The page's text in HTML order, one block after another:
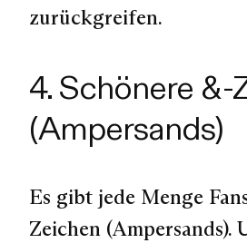
zurückgreifen.
4. Schönere &-
(Ampersands)
Es gibt jede Menge
Zeichen (Ampersands).